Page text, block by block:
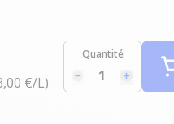
€/L)
Quantité